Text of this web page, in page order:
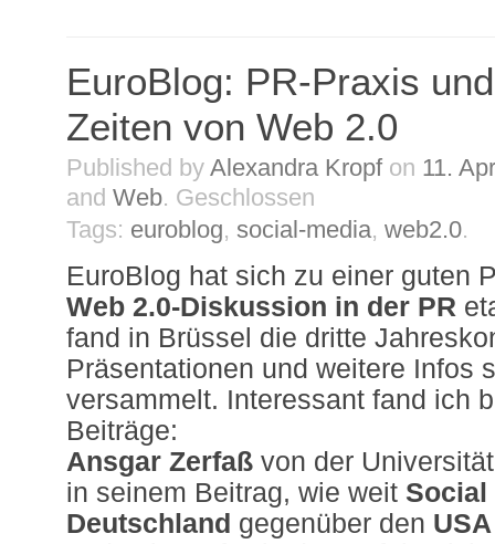
EuroBlog: PR-Praxis
Zeiten von Web 2.0
Published by Alexandra Kropf on 11.
and Web. Geschlossen
Tags: euroblog, social-media, web2.0.
EuroBlog hat sich zu einer guten
Web 2.0-Diskussion in der PR
fand in Brüssel die dritte
Präsentationen und weitere Infos
versammelt. Interessant fand ich
Beiträge:
Ansgar Zerfaß von der
in seinem Beitrag, wie weit Social
Deutschland gegenüber den